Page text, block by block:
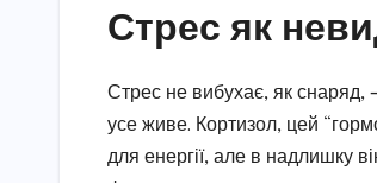
Стрес як
Стрес не вибухає, як снаряд,
усе живе. Кортизол, цей
для енергії, але в надлишку